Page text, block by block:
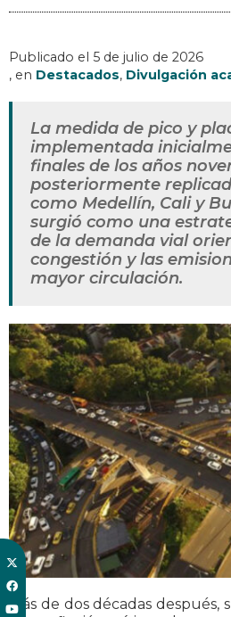
Publicado el 5 de julio de 2026
, en Destacados, Divulgación
La medida de pico y
implementada
finales de los años
posteriormente
como Medellín, Cali y
surgió como una
de la demanda vial
congestión y las
mayor circulación.
Más de dos décadas después,